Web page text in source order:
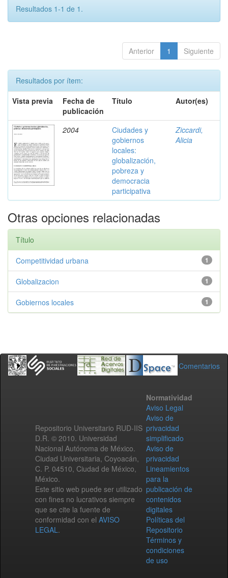
Resultados 1-1 de 1.
Anterior 1 Siguiente
Resultados por ítem:
Vista previa
Fecha de
publicación
Título Autor(es)
2004
Ciudades y
gobiernos
locales:
globalización,
pobreza y
democracia
participativa
Ziccardi,
Alicia
Otras opciones relacionadas
Título
1
Competitividad urbana
1
Globalizacion
1
Gobiernos locales
Comentarios
Repositorio Universitario RUD-IIS
D.R. © 2010. Universidad
Nacional Autónoma de México.
Ciudad Universitaria, Coyoacán,
C. P. 04510, Ciudad de México,
México.
Este sitio web puede ser utilizado
con fines no lucrativos siempre
que se cite la fuente de
conformidad con el AVISO
LEGAL.
Normatividad
Aviso Legal
Aviso de
privacidad
simplificado
Aviso de
privacidad
Lineamientos
para la
publicación de
contenidos
digitales
Políticas del
Repositorio
Términos y
condiciones
de uso